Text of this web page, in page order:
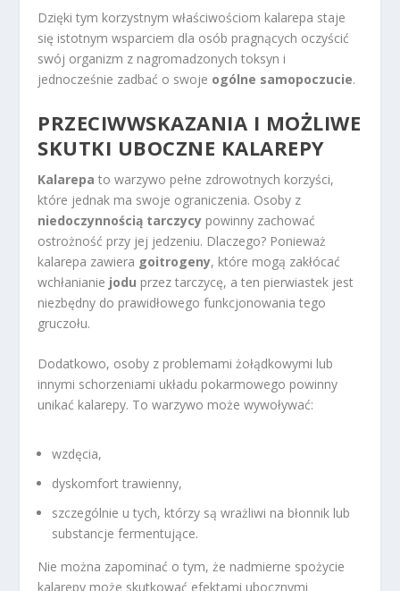
Dzięki tym korzystnym właściwościom kalarepa staje
się istotnym wsparciem dla osób pragnących oczyścić
swój organizm z nagromadzonych toksyn i
jednocześnie zadbać o swoje ogólne samopoczucie.
PRZECIWWSKAZANIA I MOŻLIWE
SKUTKI UBOCZNE KALAREPY
Kalarepa to warzywo pełne zdrowotnych korzyści,
które jednak ma swoje ograniczenia. Osoby z
niedoczynnością tarczycy powinny zachować
ostrożność przy jej jedzeniu. Dlaczego? Ponieważ
kalarepa zawiera goitrogeny, które mogą zakłócać
wchłanianie jodu przez tarczycę, a ten pierwiastek jest
niezbędny do prawidłowego funkcjonowania tego
gruczołu.
Dodatkowo, osoby z problemami żołądkowymi lub
innymi schorzeniami układu pokarmowego powinny
unikać kalarepy. To warzywo może wywoływać:
wzdęcia,
dyskomfort trawienny,
szczególnie u tych, którzy są wrażliwi na błonnik lub
substancje fermentujące.
Nie można zapominać o tym, że nadmierne spożycie
kalarepy może skutkować efektami ubocznymi